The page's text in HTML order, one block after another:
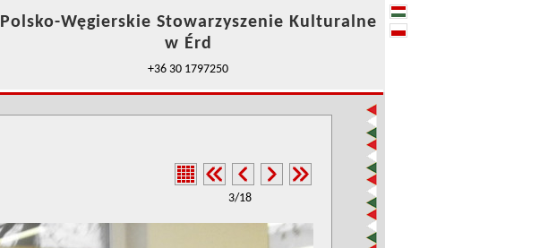
Polsko-Węgierskie Stowarzyszenie Kulturalne
w Érd
+36 30 1797250
3/18